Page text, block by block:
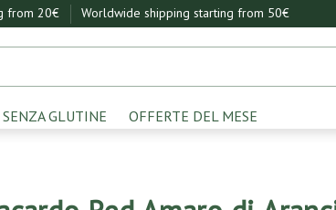
from 20€ Worldwide shipping starting from 50€
SENZA GLUTINE OFFERTE DEL MESE